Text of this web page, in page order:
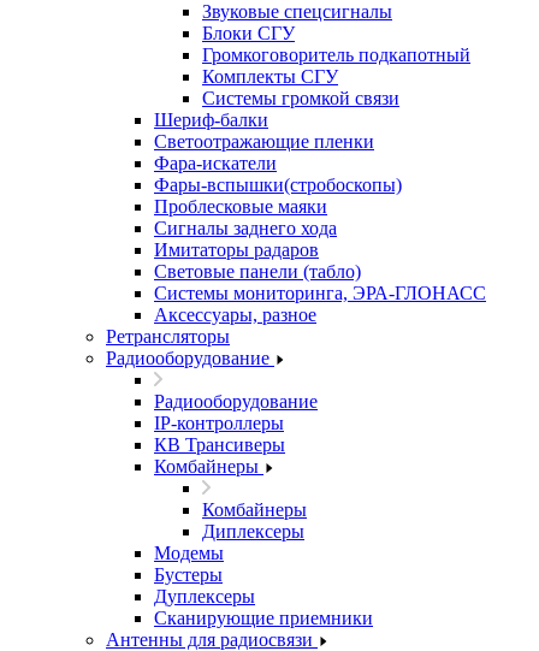
Звуковые спецсигналы
Блоки СГУ
Громкоговоритель подкапотный
Комплекты СГУ
Системы громкой связи
Шериф-балки
Светоотражающие пленки
Фара-искатели
Фары-вспышки(стробоскопы)
Проблесковые маяки
Сигналы заднего хода
Имитаторы радаров
Световые панели (табло)
Системы мониторинга, ЭРА-ГЛОНАСС
Аксессуары, разное
Ретрансляторы
Радиооборудование
Радиооборудование
IP-контроллеры
КВ Трансиверы
Комбайнеры
Комбайнеры
Диплексеры
Модемы
Бустеры
Дуплексеры
Сканирующие приемники
Антенны для радиосвязи